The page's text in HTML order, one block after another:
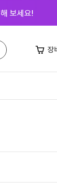
보세요!
장